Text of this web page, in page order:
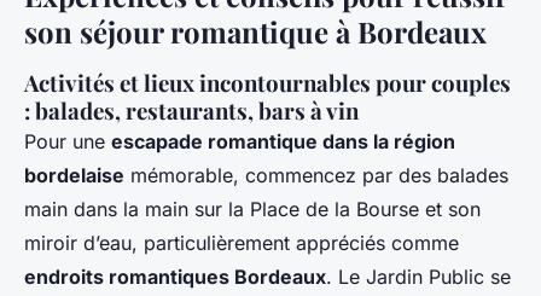
son séjour romantique à Bordeaux
Activités et lieux incontournables pour couples
: balades, restaurants, bars à vin
Pour une escapade romantique dans la région
bordelaise mémorable, commencez par des balades
main dans la main sur la Place de la Bourse et son
miroir d’eau, particulièrement appréciés comme
endroits romantiques Bordeaux. Le Jardin Public se